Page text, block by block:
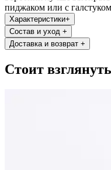
пиджаком или с
Характеристики+
Состав и уход +
Доставка и возврат +
Стоит взглянуть